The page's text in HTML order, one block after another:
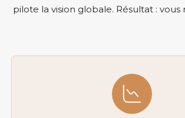
pilote la vision globale. Résultat : vous